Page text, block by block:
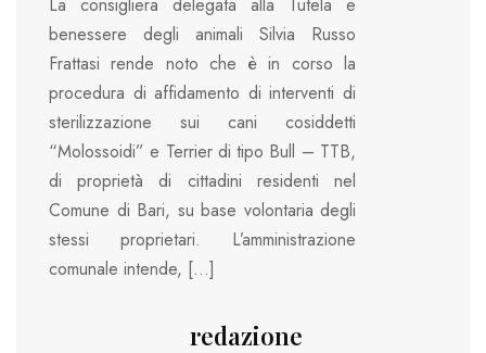
benessere degli animali Silvia Russo
Frattasi rende noto che è in corso la
procedura di affidamento di interventi di
sterilizzazione sui cani cosiddetti
“Molossoidi” e Terrier di tipo Bull – TTB,
di proprietà di cittadini residenti nel
Comune di Bari, su base volontaria degli
stessi proprietari. L’amministrazione
comunale intende, […]
redazione